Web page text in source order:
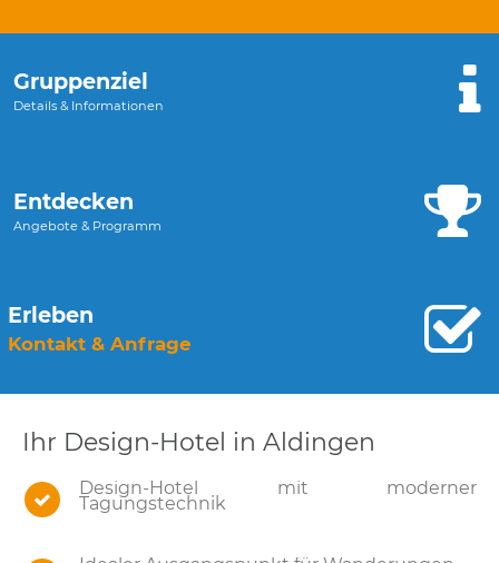
Gruppenziel
Details & Informationen
Entdecken
Angebote & Programm
Erleben
Kontakt & Anfrage
Ihr Design-Hotel in Aldingen
Design-Hotel mit moderner
Tagungstechnik